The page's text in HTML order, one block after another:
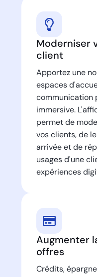
Moderniser
client
Apportez une
espaces
communication
immersive.
permet de
vos clients, de
arrivée et de
usages d'une
expériences
Augmenter
offres
Crédits,